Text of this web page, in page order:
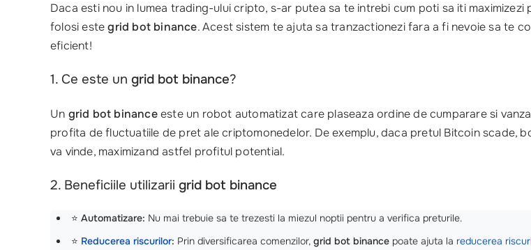
Daca esti nou in lumea trading-ului cripto, s-ar putea sa te intrebi cum poti sa iti
folosi estegrid bot binance. Acest sistem te ajuta sa tranzactionezi fara a fi nevoie sa te
eficient!
1. Ce este un grid bot binance?
Un grid bot binanceeste un robot automatizat care plaseaza ordine de cumparare si
profita de fluctuatiile de pret ale criptomonedelor. De exemplu, daca pretul Bitcoin scade,
va vinde, maximizand astfel profitul potential.
2. Beneficiile utilizarii grid bot binance
⭐ Automatizare: Nu mai trebuie sa te trezesti la miezul noptii pentru a verifica preturile.
⭐ Reducerea riscurilor: Prin diversificarea comenzilor, grid bot binance poate ajuta la reducerea